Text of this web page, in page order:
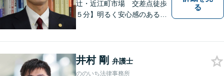
辻・近江町市場 交差点徒歩
５分】明るく安心感のある事
る
井村 剛 弁護士
ののいち法律事務所